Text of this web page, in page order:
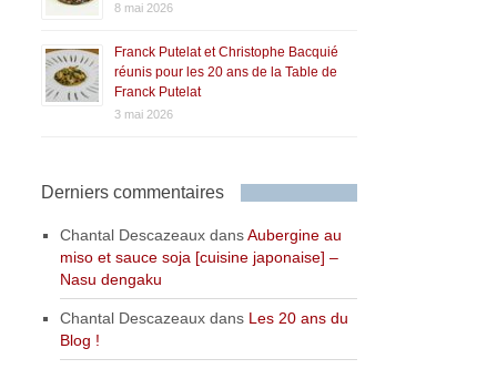
8 mai 2026
Franck Putelat et Christophe Bacquié
réunis pour les 20 ans de la Table de
Franck Putelat
3 mai 2026
Derniers commentaires
Chantal Descazeaux dansAubergine au
miso et sauce soja [cuisine japonaise] –
Nasu dengaku
Chantal Descazeaux dans Les 20 ans du
Blog !